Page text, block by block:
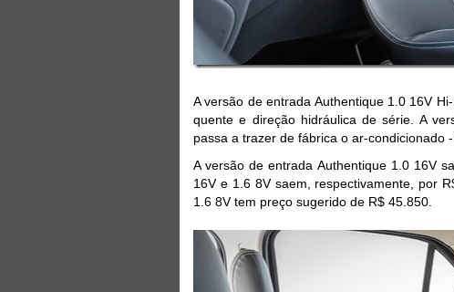
A versão de entrada Authentique 1.0 16V
quente e direção hidráulica de série. A
passa a trazer de fábrica o ar-condicionado
A versão de entrada Authentique 1.0 16V
16V e 1.6 8V saem, respectivamente, por
1.6 8V tem preço sugerido de R$ 45.850.